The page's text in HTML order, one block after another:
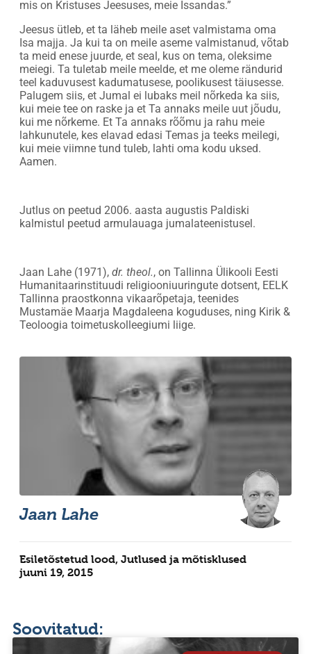
mis on Kristuses Jeesuses, meie Issandas.”
Jeesus ütleb, et ta läheb meile aset valmistama oma
Isa majja. Ja kui ta on meile aseme valmistanud, võtab
ta meid enese juurde, et seal, kus on tema, oleksime
meiegi. Ta tuletab meile meelde, et me oleme rändurid
teel kaduvusest kadumatusese, poolikusest täiusesse.
Palugem siis, et Jumal ei lubaks meil nõrkeda ka siis,
kui meie tee on raske ja et Ta annaks meile uut jõudu,
kui me nõrkeme. Et Ta annaks rõõmu ja rahu meie
lahkunutele, kes elavad edasi Temas ja teeks meilegi,
kui meie viimne tund tuleb, lahti oma kodu uksed.
Aamen.
Jutlus on peetud 2006. aasta augustis Paldiski
kalmistul peetud armulauaga jumalateenistusel.
Jaan Lahe (1971), dr. theol., on Tallinna Ülikooli Eesti
Humanitaarinstituudi religiooniuuringute dotsent, EELK
Tallinna praostkonna vikaarõpetaja, teenides
Mustamäe Maarja Magdaleena koguduses, ning Kirik &
Teoloogia toimetuskolleegiumi liige.
Jaan Lahe
Esiletõstetud lood, Jutlused ja mõtisklused
juuni 19, 2015
Soovitatud: